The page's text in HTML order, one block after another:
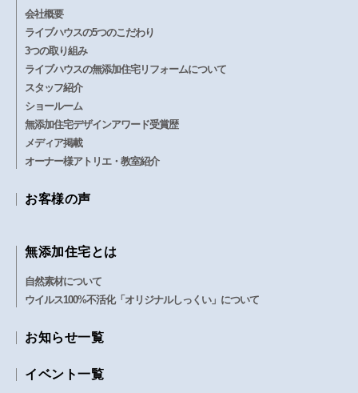
会社概要
ライブハウスの5つのこだわり
3つの取り組み
ライブハウスの無添加住宅リフォームについて
スタッフ紹介
ショールーム
無添加住宅デザインアワード受賞歴
メディア掲載
オーナー様アトリエ・教室紹介
お客様の声
無添加住宅とは
自然素材について
ウイルス100%不活化「オリジナルしっくい」について
お知らせ一覧
イベント一覧